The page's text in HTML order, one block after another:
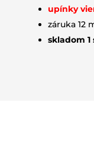
upínky
záruka 12
skladom 1